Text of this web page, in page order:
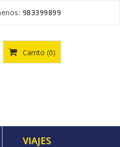
983399899
Carrito (0)
VIAJES